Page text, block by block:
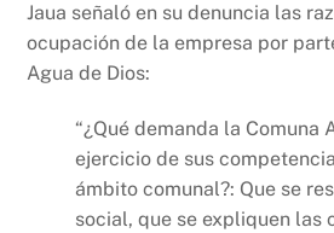
Jaua señaló en su denuncia las
ocupación de la empresa por
Agua de Dios:
“¿Qué demanda la Comuna
ejercicio de sus
ámbito comunal?: Que se
social, que se expliquen las